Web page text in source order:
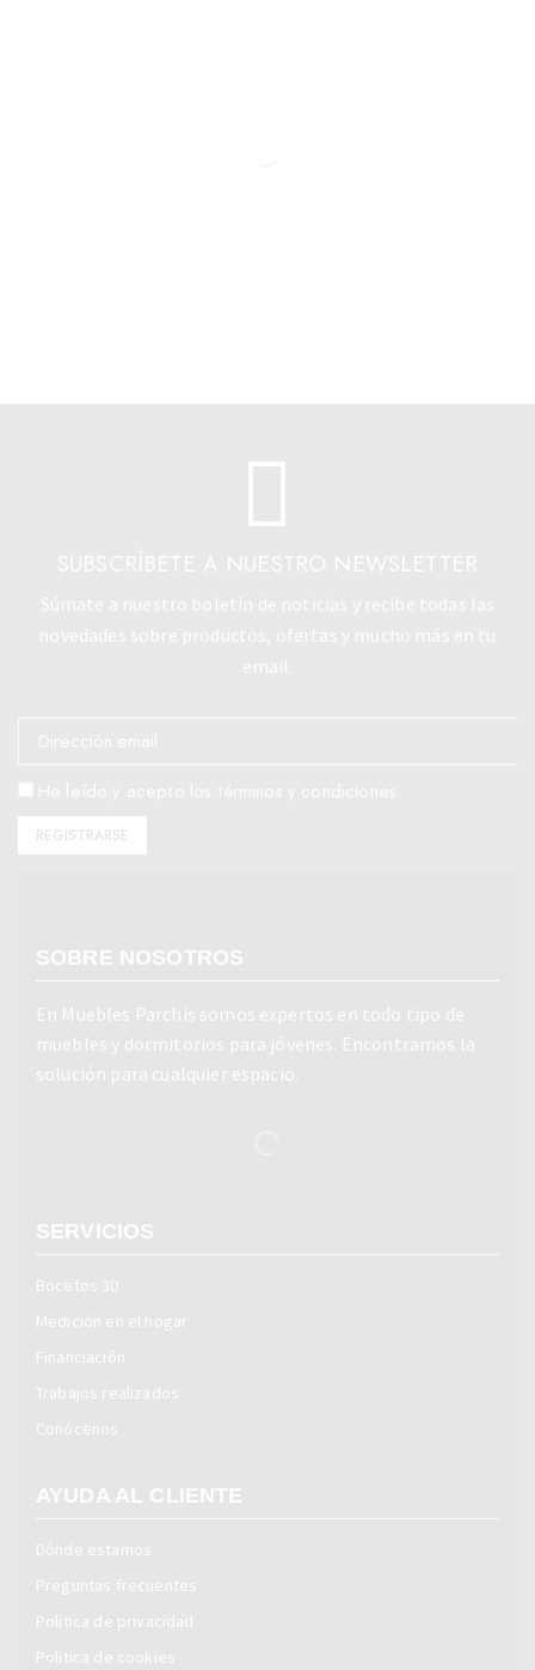
SOBRE NOSOTROS
En Muebles Parchis somos expertos en todo tipo de
muebles y dormitorios para jóvenes. Encontramos la
solución para cualquier espacio.
SERVICIOS
Bocetos 3D
Medición en el hogar
Financiación
Trabajos realizados
Conócenos
AYUDA AL CLIENTE
Dónde estamos
Preguntas frecuentes
Política de privacidad
Política de cookies